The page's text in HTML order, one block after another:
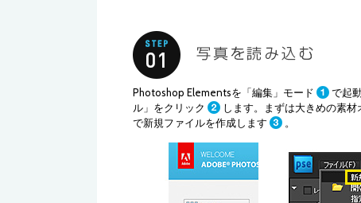
Photoshop Elementsを「編集」モード
で起
ル」をクリック
します。まずは大きめの素
で新規ファイルを作成します
。